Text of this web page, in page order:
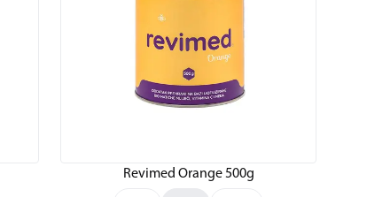
Revimed Orange 500g